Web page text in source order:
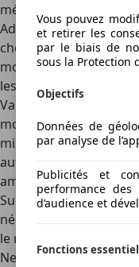
Vous pouvez
et retirer les
par le biais de
sous la Protection
Objectifs
Données de
par analyse de
Publicités et
performance
d’audience et
Fonctions
mécaniques.
Adopter une conduite
chocs mécaniques sur
moteur de s’adapter
les soupapes.
Varier les types de
moteur à différentes
mixtes combinant les
autoroutes le
améliorent sa
Surveiller la
nécessaire pour
le rodage.
Ne pas solliciter les